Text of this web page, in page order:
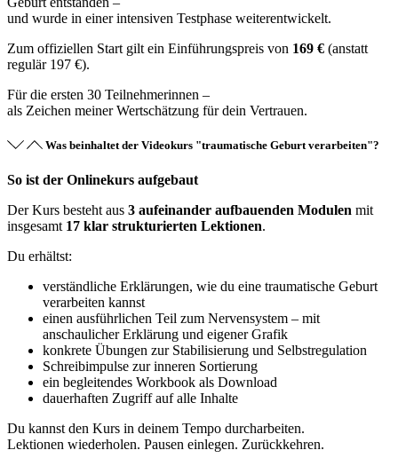
und wurde in einer intensiven Testphase weiterentwickelt.
Zum offiziellen Start gilt ein Einführungspreis von 169 € (anstatt
regulär 197 €).
Für die ersten 30 Teilnehmerinnen –
als Zeichen meiner Wertschätzung für dein Vertrauen.
Was beinhaltet der Videokurs "traumatische Geburt verarbeiten"?
So ist der Onlinekurs aufgebaut
Der Kurs besteht aus 3 aufeinander aufbauenden Modulen mit
insgesamt 17 klar strukturierten Lektionen.
Du erhältst:
verständliche Erklärungen, wie du eine traumatische Geburt
verarbeiten kannst
einen ausführlichen Teil zum Nervensystem – mit
anschaulicher Erklärung und eigener Grafik
konkrete Übungen zur Stabilisierung und Selbstregulation
Schreibimpulse zur inneren Sortierung
ein begleitendes Workbook als Download
dauerhaften Zugriff auf alle Inhalte
Du kannst den Kurs in deinem Tempo durcharbeiten.
Lektionen wiederholen. Pausen einlegen. Zurückkehren.